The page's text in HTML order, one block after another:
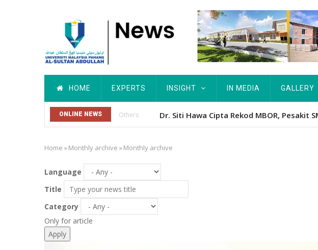
Main
navigation
HOME EXPERTS INSIGHT IN MEDIA GALLERY
ONLINE NEWS Others Dr. Siti Hawa Cipta Rekod MBOR, Pesakit
Breadcrumb
Home »Monthly archive »Monthly archive
Language
Title
Category
Only for article